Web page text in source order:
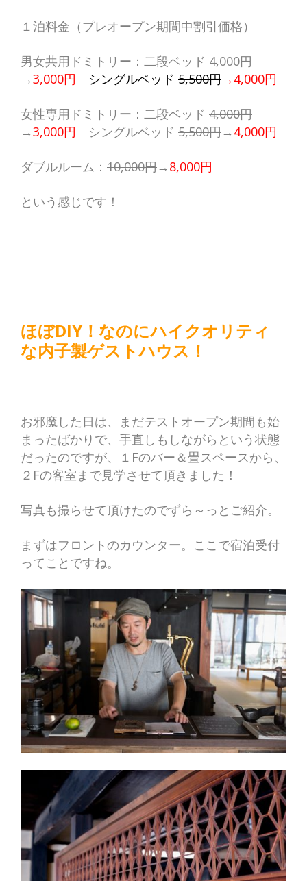
１泊料金（プレオープン期間中割引価格）
男女共用ドミトリー：二段ベッド 4,000円
→3,000円 シングルベッド 5,500円→4,000円
女性専用ドミトリー：二段ベッド 4,000円
→3,000円 シングルベッド 5,500円→4,000円
ダブルルーム： 10,000円→8,000円
という感じです！
ほぼDIY！なのにハイクオリティ
な内子製ゲストハウス！
お邪魔した日は、まだテストオープン期間も始
まったばかりで、手直しもしながらという状態
だったのですが、１Fのバー＆畳スペースから、
２Fの客室まで見学させて頂きました！
写真も撮らせて頂けたのでずら～っとご紹介。
まずはフロントのカウンター。ここで宿泊受付
ってことですね。